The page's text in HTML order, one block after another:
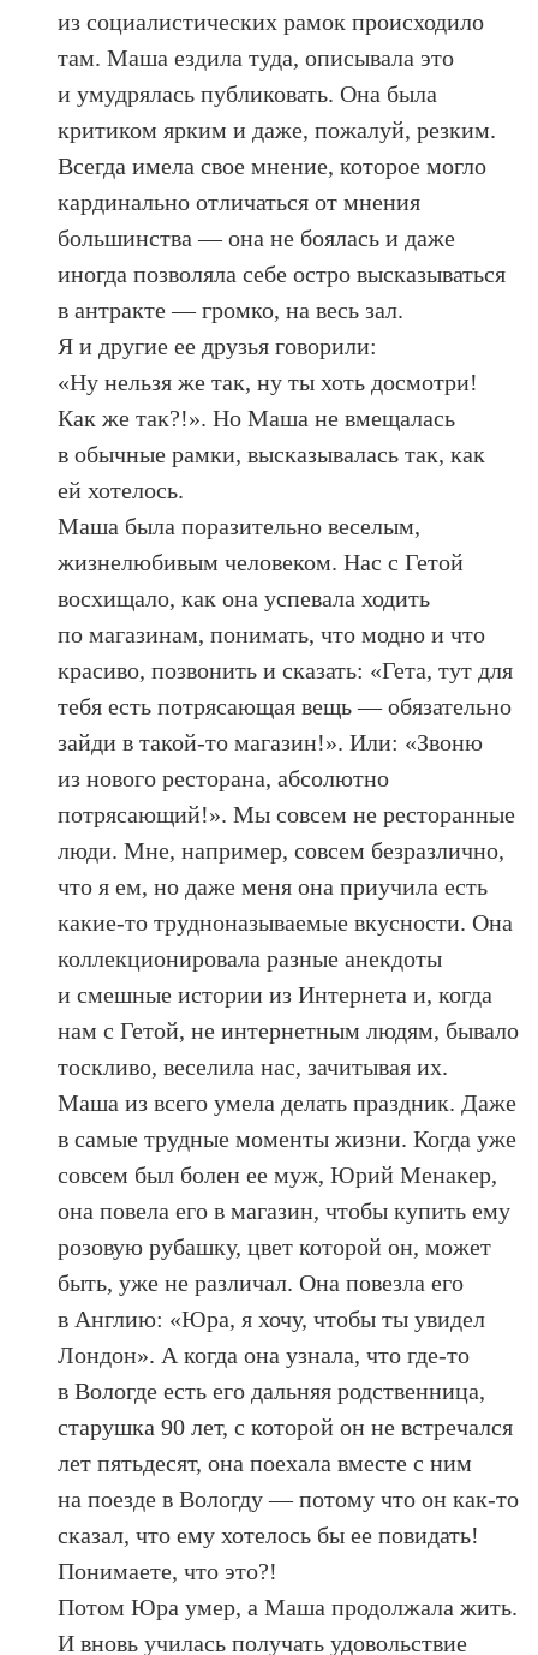
из социалистических рамок происходило
там. Маша ездила туда, описывала это
и умудрялась публиковать. Она была
критиком ярким и даже, пожалуй, резким.
Всегда имела свое мнение, которое могло
кардинально отличаться от мнения
большинства — она не боялась и даже
иногда позволяла себе остро высказываться
в антракте — громко, на весь зал.
Я и другие ее друзья говорили:
«Ну нельзя же так, ну ты хоть досмотри!
Как же так?!». Но Маша не вмещалась
в обычные рамки, высказывалась так, как
ей хотелось.
Маша была поразительно веселым,
жизнелюбивым человеком. Нас с Гетой
восхищало, как она успевала ходить
по магазинам, понимать, что модно и что
красиво, позвонить и сказать: «Гета, тут для
тебя есть потрясающая вещь — обязательно
зайди в такой-то магазин!». Или: «Звоню
из нового ресторана, абсолютно
потрясающий!». Мы совсем не ресторанные
люди. Мне, например, совсем безразлично,
что я ем, но даже меня она приучила есть
какие-то трудноназываемые вкусности. Она
коллекционировала разные анекдоты
и смешные истории из Интернета и, когда
нам с Гетой, не интернетным людям, бывало
тоскливо, веселила нас, зачитывая их.
Маша из всего умела делать праздник. Даже
в самые трудные моменты жизни. Когда уже
совсем был болен ее муж, Юрий Менакер,
она повела его в магазин, чтобы купить ему
розовую рубашку, цвет которой он, может
быть, уже не различал. Она повезла его
в Англию: «Юра, я хочу, чтобы ты увидел
Лондон». А когда она узнала, что где-то
в Вологде есть его дальняя родственница,
старушка 90 лет, с которой он не встречался
лет пятьдесят, она поехала вместе с ним
на поезде в Вологду — потому что он как-то
сказал, что ему хотелось бы ее повидать!
Понимаете, что это?!
Потом Юра умер, а Маша продолжала жить.
И вновь училась получать удовольствие